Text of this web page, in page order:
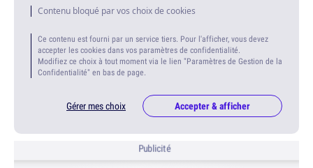
Contenu bloqué par vos choix de cookies
Ce contenu est fourni par un service tiers. Pour l'afficher, vous devez
accepter les cookies dans vos paramètres de confidentialité.
Modifiez ce choix à tout moment via le lien "Paramètres de Gestion de la
Confidentialité" en bas de page.
Gérer mes choix Accepter & afficher
Publicité